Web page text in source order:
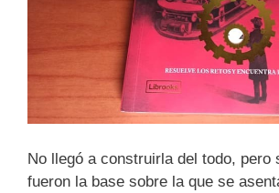
No llegó a construirla del todo, pero
fueron la base sobre la que se